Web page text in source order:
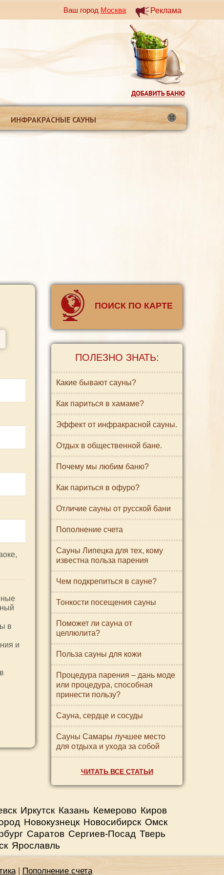
Ваш город Москва Реклама
ИНФРАКРАСНЫЕ САУНЫ
в
и
ПОИСК ПО КАРТЕ
ПОЛЕЗНО ЗНАТЬ:
Какие бывают сауны?
Как париться в хамаме?
Эффект от инфракрасной сауны.
Отдых в общественной бане.
Почему мы любим баню?
Как париться в офуро?
Отличие сауны от русской бани
Пополнение счета
Сауны Липецка для тех, кому
известна польза парения
Чем подкрепиться в сауне?
Тонкости посещения сауны
Поможет ли сауна от
целлюлита?
Польза сауны для кожи
Процедура парения – дань моде
или процедура, способная
принести пользу?
Сауна, сердце и сосуды
Сауны Самары лучшее место
для отдыха и ухода за собой
ЧИТАТЬ ВСЕ СТАТЬИ
Иркутск Казань Кемерово Киров
Новокузнецк Новосибирск Омск
Саратов Сергиев-Посад Тверь
Ярославль
| Пополнение счета